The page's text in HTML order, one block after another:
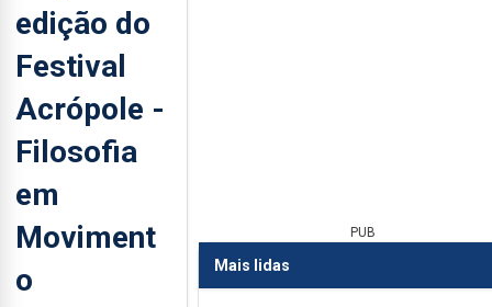
edição do
Festival
Acrópole -
Filosofia
em
Moviment
o
PUB
Mais lidas